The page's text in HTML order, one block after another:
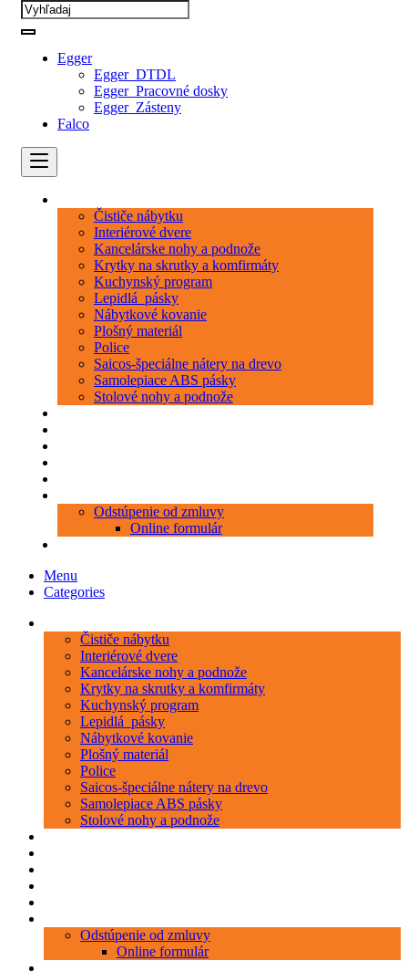
Egger
Egger_DTDL
Egger_Pracovné dosky
Egger_Zásteny
Falco
Čističe nábytku
Interiérové dvere
Kancelárske nohy a podnože
Krytky na skrutky a komfirmáty
Kuchynský program
Lepidlá_pásky
Nábytkové kovanie
Plošný materiál
Police
Saicos-špeciálne nátery na drevo
Samolepiace ABS pásky
Stolové nohy a podnože
Odstúpenie od zmluvy
Online formulár
Menu
Categories
Čističe nábytku
Interiérové dvere
Kancelárske nohy a podnože
Krytky na skrutky a komfirmáty
Kuchynský program
Lepidlá_pásky
Nábytkové kovanie
Plošný materiál
Police
Saicos-špeciálne nátery na drevo
Samolepiace ABS pásky
Stolové nohy a podnože
Odstúpenie od zmluvy
Online formulár